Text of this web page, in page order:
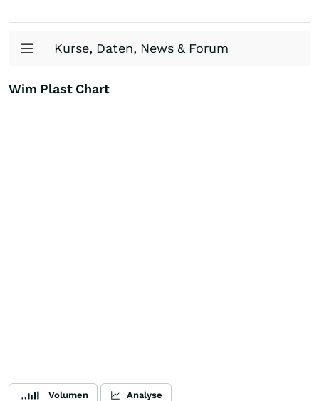
Kurse, Daten, News & Forum
Wim Plast Chart
Volumen Analyse